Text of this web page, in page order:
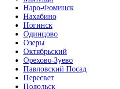
Наро-Фоминск
Нахабино
Ногинск
Одинцово
Озеры
Октябрьский
Орехово-Зуево
Павловский Посад
Пересвет
Подольск